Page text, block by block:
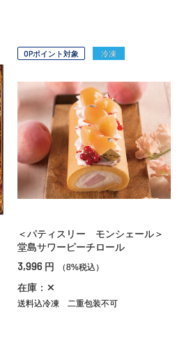
OPポイント対象 冷凍
＜パティスリー モンシェール＞
堂島サワーピーチロール
3,996 円 （8%税込）
在庫：✕
送料込冷凍 二重包装不可